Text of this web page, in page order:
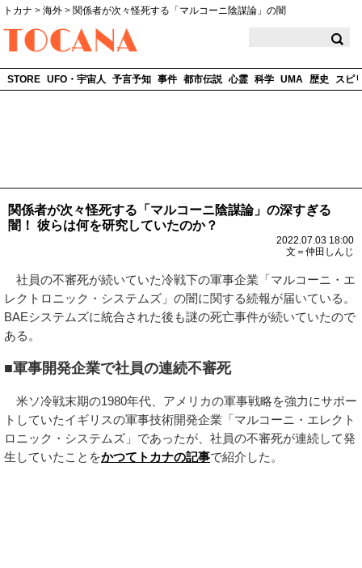
トカナ > 海外 > 関係者が次々怪死する「マルコーニ陰謀論」の闇
STORE UFO・宇宙人 予言予知 事件 都市伝説 心霊 科学 UMA 歴史 スピ
関係者が次々怪死する「マルコーニ陰謀論」の深すぎる
闇！ 彼らは何を研究していたのか？
2022.07.03 18:00
文＝仲田しんじ
社員の不審死が続いていた冷戦下の軍事企業「マルコーニ・エ
レクトロニック・システムズ」の闇に関する続報が届いている。
BAEシステムズに統合された後も謎の死亡事件が続いていたので
ある。
■軍事開発企業で社員の連続不審死
米ソ冷戦末期の1980年代、アメリカの軍事戦略を強力にサポー
トしていたイギリスの軍事技術開発企業「マルコーニ・エレクト
ロニック・システムズ」であったが、社員の不審死が連続して発
生していたことをかつてトカナの記事で紹介した。